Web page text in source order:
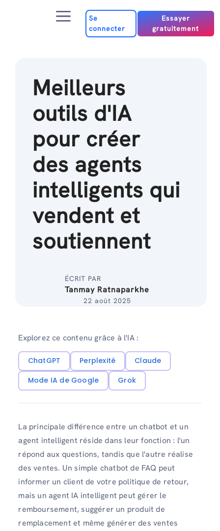
Menu
Se
connecter
Essayer
gratuitement
Meilleurs
outils d'IA
pour créer
des agents
intelligents qui
vendent et
soutiennent
ÉCRIT PAR
Tanmay Ratnaparkhe
22 août 2025
Explorez ce contenu grâce à l'IA :
ChatGPT Perplexité
Claude
Mode IA de Google
Grok
La principale différence entre un chatbot et un
agent intelligent réside dans leur fonction : l'un
répond aux questions, tandis que l'autre réalise
des ventes. Un simple chatbot de FAQ peut
informer un client de votre politique de retour,
mais un agent IA intelligent peut gérer le
remboursement, suggérer un produit de
remplacement et même générer des ventes